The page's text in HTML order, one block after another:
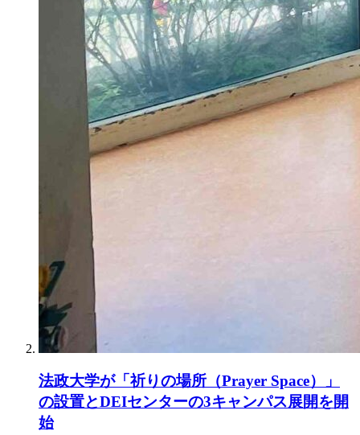
法政大学が「祈りの場所（Prayer Space）」
の設置とDEIセンターの3キャンパス展開を開
始